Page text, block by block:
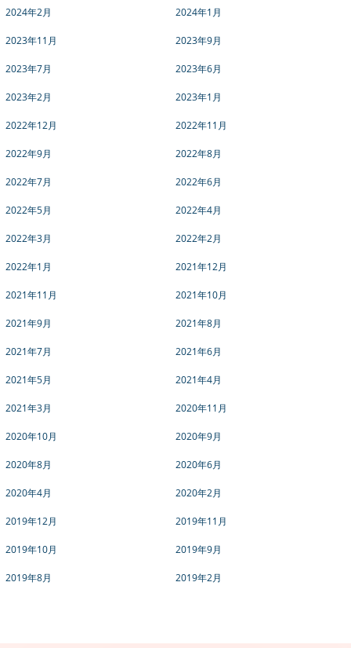
2024年2月 2024年1月
2023年11月 2023年9月
2023年7月 2023年6月
2023年2月 2023年1月
2022年12月 2022年11月
2022年9月 2022年8月
2022年7月 2022年6月
2022年5月 2022年4月
2022年3月 2022年2月
2022年1月 2021年12月
2021年11月 2021年10月
2021年9月 2021年8月
2021年7月 2021年6月
2021年5月 2021年4月
2021年3月 2020年11月
2020年10月 2020年9月
2020年8月 2020年6月
2020年4月 2020年2月
2019年12月 2019年11月
2019年10月 2019年9月
2019年8月 2019年2月